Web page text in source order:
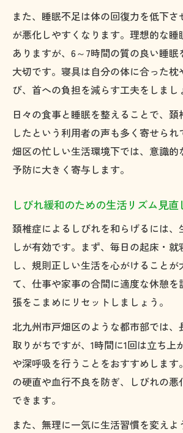
また、睡眠不足は体の回復力を低下
が悪化しやすくなります。理想的な
ありますが、6～7時間の質の良い睡
大切です。寝具は自分の体に合った枕
び、首への負担を減らす工夫をしまし
日々の食事と睡眠を整えることで、
したという利用者の声も多く寄せら
畑区の忙しい生活環境下では、意識的
予防に大きく寄与します。
しびれ緩和のための生活リズム見直
頚椎症によるしびれを和らげるには、
しが有効です。まず、毎日の起床・就
し、規則正しい生活を心がけること
て、仕事や家事の合間に適度な休憩
張をこまめにリセットしましょう。
北九州市戸畑区のような都市部では、
取りがちですが、1時間に1回は立ち上
や深呼吸を行うことをおすすめします
の硬直や血行不良を防ぎ、しびれの
できます。
また、無理に一気に生活習慣を変えよ